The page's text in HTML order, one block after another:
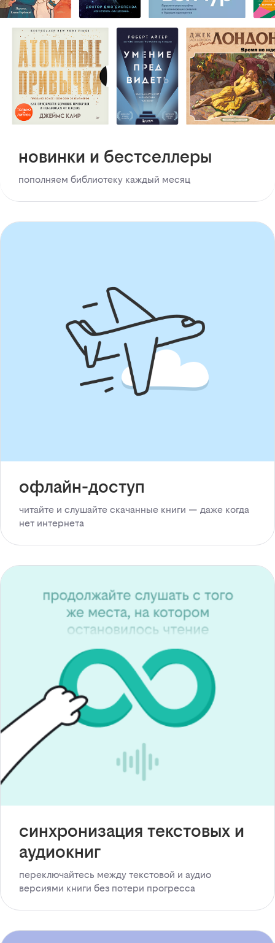
новинки и бестселлеры
пополняем библиотеку каждый месяц
офлайн-доступ
читайте и слушайте скачанные книги — даже когда
нет интернета
синхронизация текстовых и
аудиокниг
переключайтесь между текстовой и аудио
версиями книги без потери прогресса